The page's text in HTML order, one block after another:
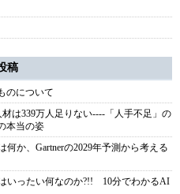
稿
のについて
は339万人足りない----「人手不足」の
本当の姿
か、Gartnerの2029年予測から考える
いったい何なのか?!! 10分でわかるAI